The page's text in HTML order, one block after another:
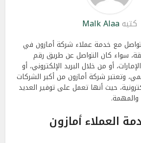
كتبهMalk Alaa
مع خدمة عملاء شركة أمازون في
سواء كان التواصل عن طريق رقم
أو من خلال البريد الإلكتروني، أو
وتعتبر شركة أمازون من أكبر الشركات
حيث أنها تعمل على توفير العديد
والمهمة.
العملاء أمازون